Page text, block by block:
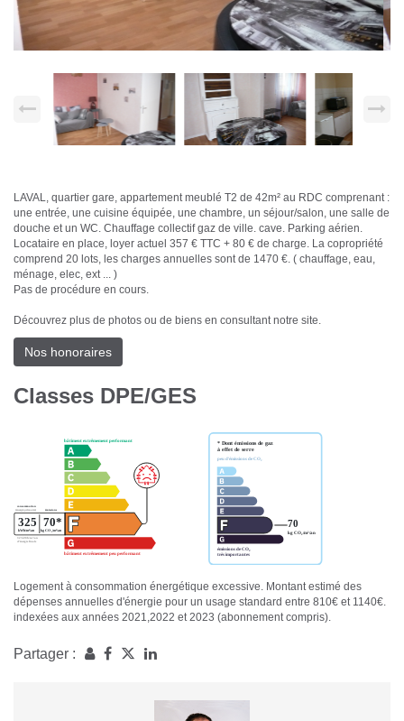
LAVAL, quartier gare, appartement meublé T2 de 42m² au RDC comprenant :
une entrée, une cuisine équipée, une chambre, un séjour/salon, une salle de
douche et un WC. Chauffage collectif gaz de ville. cave. Parking aérien.
Locataire en place, loyer actuel 357 € TTC + 80 € de charge. La copropriété
comprend 20 lots, les charges annuelles sont de 1470 €. ( chauffage, eau,
ménage, elec, ext ... )
Pas de procédure en cours.
Découvrez plus de photos ou de biens en consultant notre site.
Nos honoraires
Classes DPE/GES
Logement à consommation énergétique excessive. Montant estimé des
dépenses annuelles d'énergie pour un usage standard entre 810€ et 1140€.
indexées aux années 2021,2022 et 2023 (abonnement compris).
Partager :